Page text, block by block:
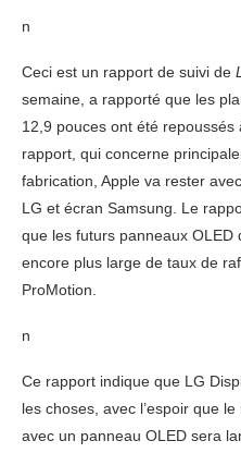
n
Ceci est un rapport de suivi de
semaine, a rapporté que les
12,9 pouces ont été
rapport, qui concerne
fabrication, Apple va rester
LG et écran Samsung. Le
que les futurs panneaux OLED
encore plus large de taux de
ProMotion.
n
Ce rapport indique que LG
les choses, avec l’espoir que
avec un panneau OLED sera